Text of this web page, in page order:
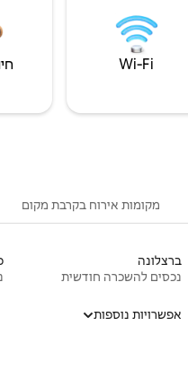
Wi‑Fi
מקומות אירוח בקרבת מקום
ברצלונה
נכסים להשכרה חודשית
אפשרויות נוספות